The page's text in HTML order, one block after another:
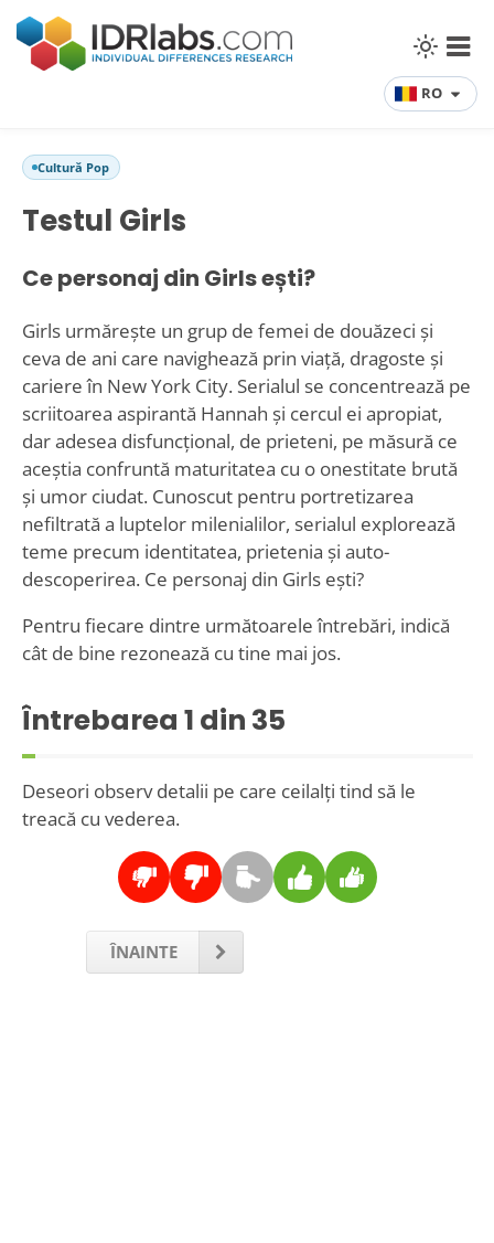
RO
Cultură Pop
Testul Girls
Ce personaj din Girls ești?
Girls urmărește un grup de femei de douăzeci și
ceva de ani care navighează prin viață, dragoste și
cariere în New York City. Serialul se concentrează pe
scriitoarea aspirantă Hannah și cercul ei apropiat,
dar adesea disfuncțional, de prieteni, pe măsură ce
aceștia confruntă maturitatea cu o onestitate brută
și umor ciudat. Cunoscut pentru portretizarea
nefiltrată a luptelor milenialilor, serialul explorează
teme precum identitatea, prietenia și auto-
descoperirea. Ce personaj din Girls ești?
Pentru fiecare dintre următoarele întrebări, indică
cât de bine rezonează cu tine mai jos.
Întrebarea 1 din 35
Deseori observ detalii pe care ceilalți tind să le
treacă cu vederea.
ÎNAINTE